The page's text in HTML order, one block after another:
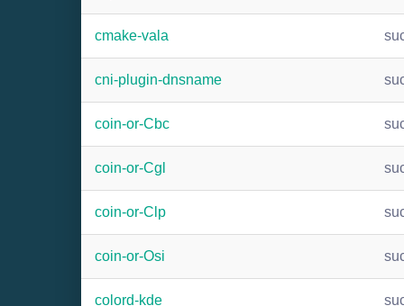
cmake-vala
cni-plugin-dnsname
coin-or-Cbc
coin-or-Cgl
coin-or-Clp
coin-or-Osi
colord-kde